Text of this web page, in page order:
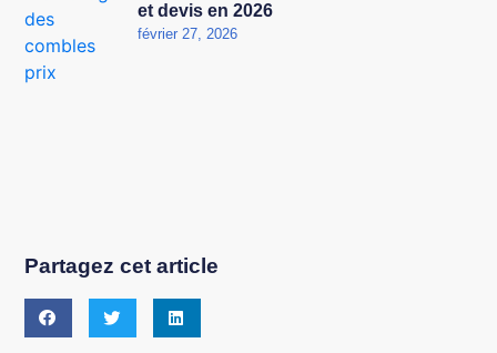
et devis en 2026
février 27, 2026
Partagez cet article